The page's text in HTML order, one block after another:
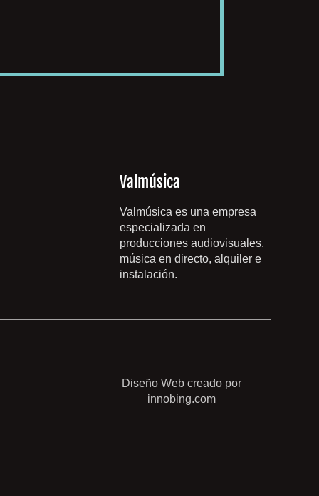
Valmúsica
Valmúsica es una empresa
especializada en
producciones audiovisuales,
música en directo, alquiler e
instalación.
Diseño Web creado por
innobing.com